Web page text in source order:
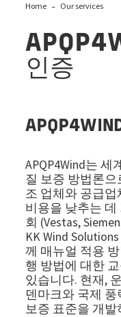
Home Our services
인증
APQP4Wind는
질 보증 방법론으
조 업체와 공급
비용을 낮추는 데
회 (Vestas,
KK Wind
께 매뉴얼 적용
행 방법에 대한
있습니다. 현재,
덴마크와 국제
보증 표준을 개